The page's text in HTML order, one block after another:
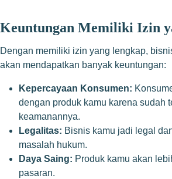
Keuntungan Memiliki Izin
Dengan memiliki izin yang lengkap,
akan mendapatkan banyak keuntungan:
Kepercayaan Konsumen:
dengan produk kamu karena sudah
keamanannya.
Legalitas: Bisnis kamu jadi legal
masalah hukum.
Daya Saing: Produk kamu akan
pasaran.